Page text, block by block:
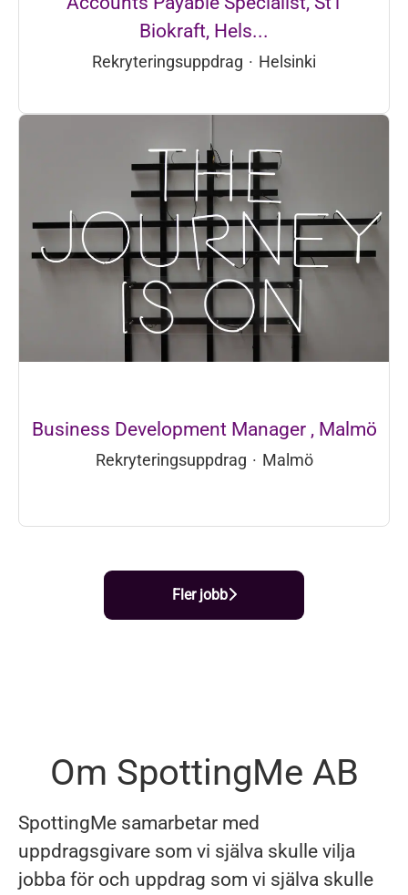
Biokraft, Hels...
Rekryteringsuppdrag · Helsinki
Business Development Manager , Malmö
Rekryteringsuppdrag · Malmö
Fler jobb
Om SpottingMe AB
SpottingMe samarbetar med
uppdragsgivare som vi själva skulle vilja
jobba för och uppdrag som vi själva skulle